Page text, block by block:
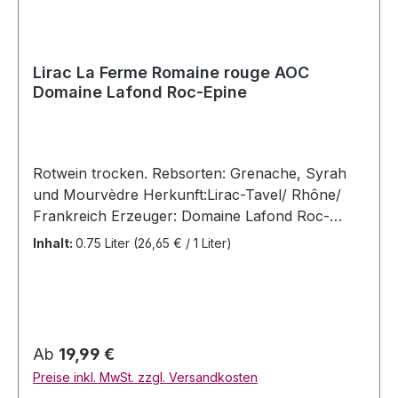
Lirac La Ferme Romaine rouge AOC
Domaine Lafond Roc-Epine
Rotwein trocken. Rebsorten: Grenache, Syrah
und Mourvèdre Herkunft:Lirac-Tavel/ Rhône/
Frankreich Erzeuger: Domaine Lafond Roc-
Epine, 336 Route des Vignobles, 30126 Tavel,
Ferme Romaine" ist der Spitzen-Lirac aus dem
Hause Lafond, der einem Châteaneuf in nichts
nachsteht.Aromen von Kirschen und schwarzen
Inhalt: 0.75 Liter (26,65 € / 1 Liter)
Regulärer Preis:
Ab 19,99 €
Preise inkl. MwSt. zzgl. Versandkosten